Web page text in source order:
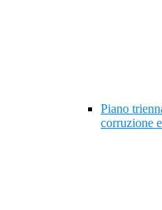
Piano
corruzione